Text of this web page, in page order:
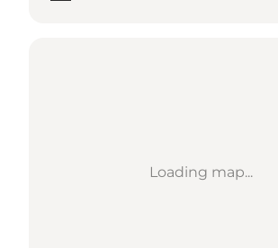
Loading map...